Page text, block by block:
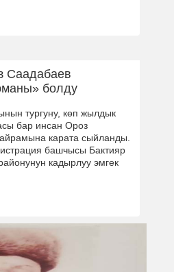
Саадабаев
болду
тургуну, көп жылдык
бар инсан Ороз
карата сыйланды.
башчысы Бактияр
кадырлуу эмгек